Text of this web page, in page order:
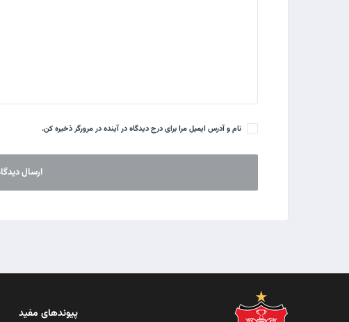
نام و آدرس ایمیل مرا برای درج دیدگاه در آینده در مرورگر ذخیره کن.
پیوندهای مفید